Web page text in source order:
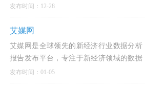
们更好地理解和利用数字用户资产。易观
发布时间：12-28
艾媒网
艾媒网是全球领先的新经济行业数据分析
报告发布平台，专注于新经济领域的数据
挖掘和数据报告分析。
发布时间：01-05